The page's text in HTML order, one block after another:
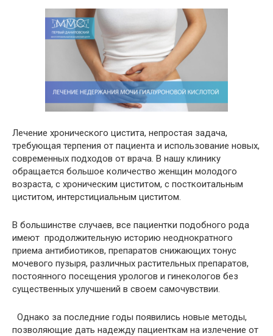
Лечение хронического цистита, непростая задача,
требующая терпения от пациента и использование новых,
современных подходов от врача. В нашу клинику
обращается большое количество женщин молодого
возраста, с хроническим циститом, с посткоитальным
циститом, интерстициальным циститом.
В большинстве случаев, все пациентки подобного рода
имеют продолжительную историю неоднократного
приема антибиотиков, препаратов снижающих тонус
мочевого пузыря, различных растительных препаратов,
постоянного посещения урологов и гинекологов без
существенных улучшений в своем самочувствии.
Однако за последние годы появились новые методы,
позволяющие дать надежду пациенткам на излечение от